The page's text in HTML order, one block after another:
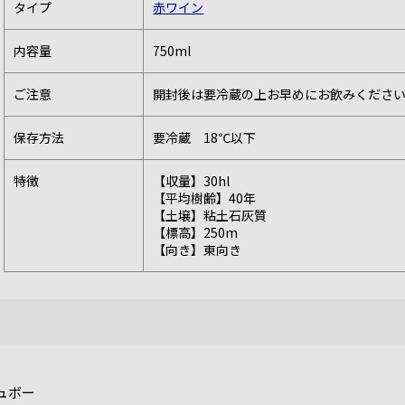
タイプ 赤ワイン
内容量 750ml
ご注意 開封後は要冷蔵の上お早めにお飲みくださ
保存方法 要冷蔵 18℃以下
特徴
【収量】30hl
【平均樹齢】40年
【土壌】粘土石灰質
【標高】250m
【向き】東向き
ボー